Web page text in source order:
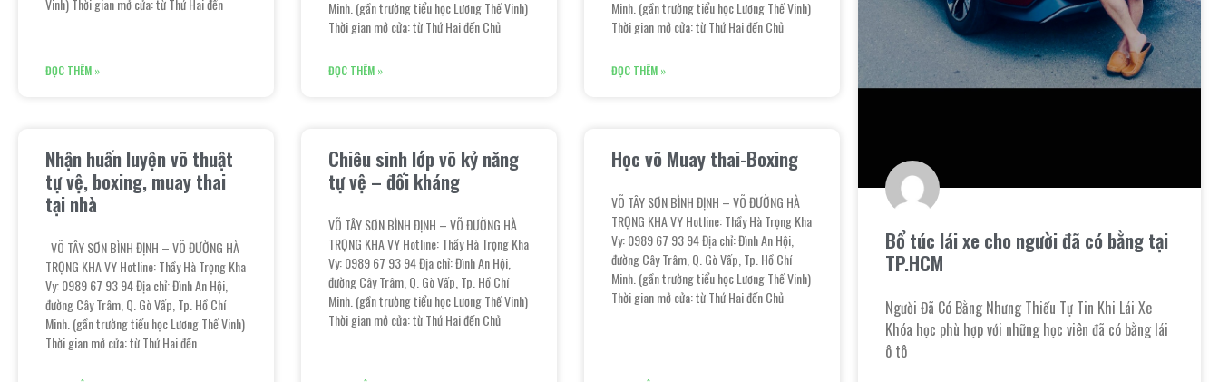
Vinh) Thời gian mở cửa: từ Thứ Hai đến
ĐỌC THÊM »
Minh. (gần trường tiểu học Lương Thế Vinh)
Thời gian mở cửa: từ Thứ Hai đến Chủ
ĐỌC THÊM »
Minh. (gần trường tiểu học Lương Thế Vinh)
Thời gian mở cửa: từ Thứ Hai đến Chủ
ĐỌC THÊM »
Nhận huấn luyện võ thuật
tự vệ, boxing, muay thai
tại nhà
VÕ TÂY SƠN BÌNH ĐỊNH – VÕ ĐƯỜNG HÀ
TRỌNG KHA VY Hotline: Thầy Hà Trọng Kha
Vy: 0989 67 93 94 Địa chỉ: Đình An Hội,
đường Cây Trâm, Q. Gò Vấp, Tp. Hồ Chí
Minh. (gần trường tiểu học Lương Thế Vinh)
Thời gian mở cửa: từ Thứ Hai đến
Chiêu sinh lớp võ kỷ năng
tự vệ – đối kháng
VÕ TÂY SƠN BÌNH ĐỊNH – VÕ ĐƯỜNG HÀ
TRỌNG KHA VY Hotline: Thầy Hà Trọng Kha
Vy: 0989 67 93 94 Địa chỉ: Đình An Hội,
đường Cây Trâm, Q. Gò Vấp, Tp. Hồ Chí
Minh. (gần trường tiểu học Lương Thế Vinh)
Thời gian mở cửa: từ Thứ Hai đến Chủ
Học võ Muay thai-Boxing
VÕ TÂY SƠN BÌNH ĐỊNH – VÕ ĐƯỜNG HÀ
TRỌNG KHA VY Hotline: Thầy Hà Trọng Kha
Vy: 0989 67 93 94 Địa chỉ: Đình An Hội,
đường Cây Trâm, Q. Gò Vấp, Tp. Hồ Chí
Minh. (gần trường tiểu học Lương Thế Vinh)
Thời gian mở cửa: từ Thứ Hai đến Chủ
Bổ túc lái xe cho người đã có bằng tại
TP.HCM
Người Đã Có Bằng Nhưng Thiếu Tự Tin Khi Lái Xe
Khóa học phù hợp với những học viên đã có bằng lái
ô tô